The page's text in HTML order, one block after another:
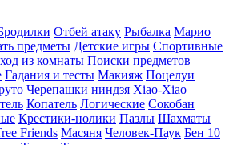
Отбей атаку Рыбалка Марио
предметы Детские игры Спортивные
из комнаты Поиски предметов
Гадания и тесты Макияж Поцелуи
Черепашки ниндзя Xiao-Xiao
Копатель Логические Сокобан
Крестики-нолики Пазлы Шахматы
Friends Масяня Человек-Паук Бен 10